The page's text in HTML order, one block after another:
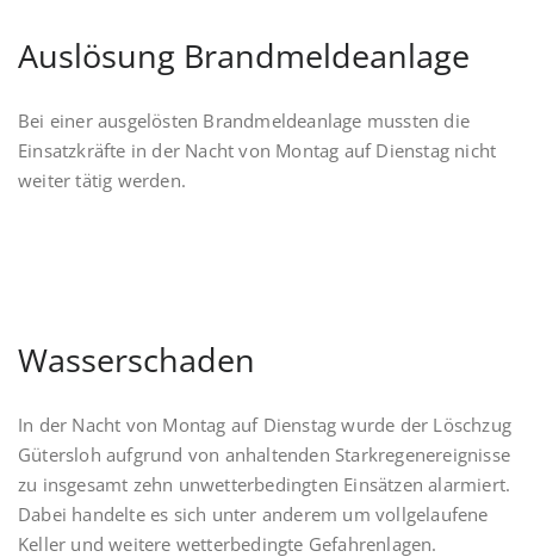
Auslösung Brandmeldeanlage
Bei einer ausgelösten Brandmeldeanlage mussten die
Einsatzkräfte in der Nacht von Montag auf Dienstag nicht
weiter tätig werden.
Wasserschaden
In der Nacht von Montag auf Dienstag wurde der Löschzug
Gütersloh aufgrund von anhaltenden Starkregenereignisse
zu insgesamt zehn unwetterbedingten Einsätzen alarmiert.
Dabei handelte es sich unter anderem um vollgelaufene
Keller und weitere wetterbedingte Gefahrenlagen.